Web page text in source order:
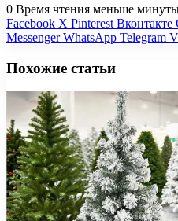
0 Время чтения меньше
Facebook X Pinterest Вконтакте
Messenger WhatsApp Telegram
Похожие статьи